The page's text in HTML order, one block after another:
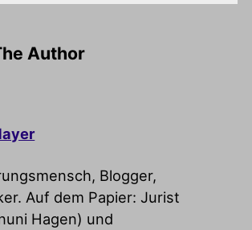
Author
Blogger,
Auf dem Papier: Jurist
Hagen) und